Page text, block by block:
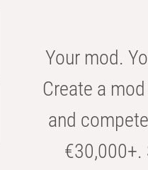
Your mod.
Create a
and
€30,000+.